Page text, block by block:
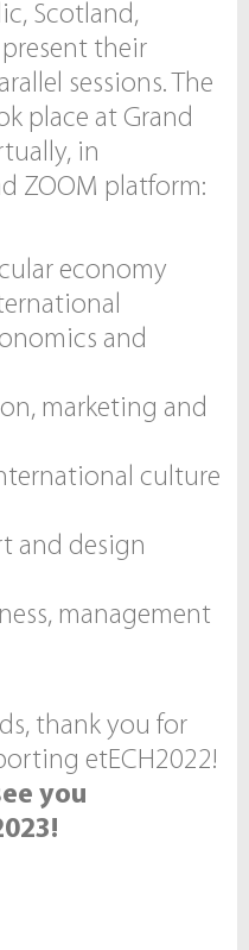
Scotland,
their
sessions. The
place at Grand
in
ZOOM platform:
economy
and
marketing and
culture
and design
management
thank you for
etECH2022!
you